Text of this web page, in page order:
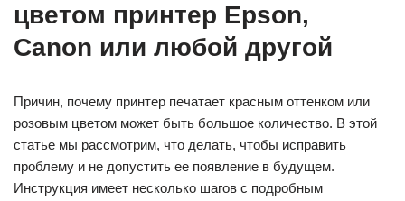
цветом принтер Epson,
Canon или любой другой
Причин, почему принтер печатает красным оттенком или
розовым цветом может быть большое количество. В этой
статье мы рассмотрим, что делать, чтобы исправить
проблему и не допустить ее появление в будущем.
Инструкция имеет несколько шагов с подробным